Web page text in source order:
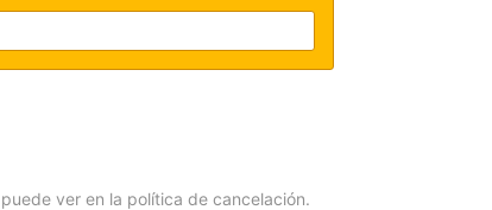
ver en la política de cancelación.